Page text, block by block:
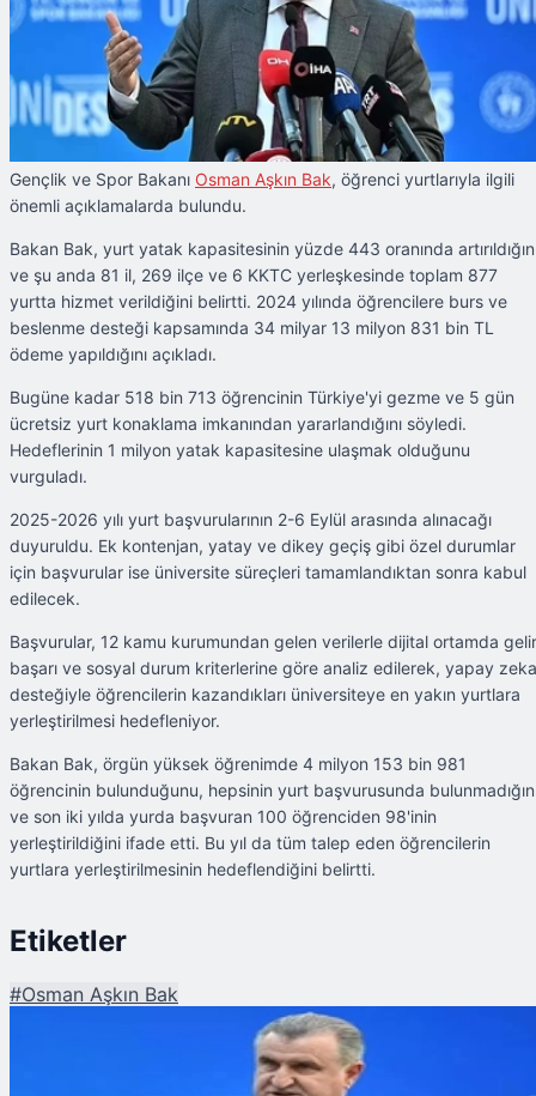
Gençlik ve Spor Bakanı Osman Aşkın Bak, öğrenci yurtlarıyla ilgili
önemli açıklamalarda bulundu.
Bakan Bak, yurt yatak kapasitesinin yüzde 443 oranında
ve şu anda 81 il, 269 ilçe ve 6 KKTC yerleşkesinde toplam 877
yurtta hizmet verildiğini belirtti. 2024 yılında öğrencilere burs ve
beslenme desteği kapsamında 34 milyar 13 milyon 831 bin TL
ödeme yapıldığını açıkladı.
Bugüne kadar 518 bin 713 öğrencinin Türkiye'yi gezme ve 5 gün
ücretsiz yurt konaklama imkanından yararlandığını söyledi.
Hedeflerinin 1 milyon yatak kapasitesine ulaşmak olduğunu
vurguladı.
2025-2026 yılı yurt başvurularının 2-6 Eylül arasında alınacağı
duyuruldu. Ek kontenjan, yatay ve dikey geçiş gibi özel durumlar
için başvurular ise üniversite süreçleri tamamlandıktan sonra kabul
edilecek.
Başvurular, 12 kamu kurumundan gelen verilerle dijital ortamda
başarı ve sosyal durum kriterlerine göre analiz edilerek, yapay zeka
desteğiyle öğrencilerin kazandıkları üniversiteye en yakın yurtlara
yerleştirilmesi hedefleniyor.
Bakan Bak, örgün yüksek öğrenimde 4 milyon 153 bin 981
öğrencinin bulunduğunu, hepsinin yurt başvurusunda
ve son iki yılda yurda başvuran 100 öğrenciden 98'inin
yerleştirildiğini ifade etti. Bu yıl da tüm talep eden öğrencilerin
yurtlara yerleştirilmesinin hedeflendiğini belirtti.
Etiketler
#Osman Aşkın Bak